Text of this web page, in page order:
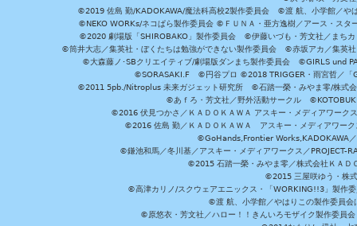
©2019 佐島 勤/KADOKAWA/魔法科高校2製作委員会 ©渡 航、小学館／や
©NEKO WORKs/ネコぱら製作委員会 ©ＦＵＮＡ・亜方逸樹／アース・ス
©2020 劇場版「SHIROBAKO」製作委員会 ©伊藤いづも・芳文社／まち
©筒井大志／集英社・ぼくたちは勉強ができない製作委員会 ©赤坂アカ／集英
©大森藤ノ･SBクリエイティブ/劇場版ダンまち製作委員会 ©GIRLS und
©SORASAKI.F ©円谷プロ ©2018 TRIGGER・雨宮哲／
©2011 5pb./Nitroplus 未来ガジェット研究所 ©石踏一榮・みやま零/株式
©あｆろ・芳文社／野外活動サークル
©2016 伏見つかさ／ＫＡＤＯＫＡＷＡ アスキー・メディアワー
©2016 佐島 勤／ＫＡＤＯＫＡＷＡ アスキー・メディアワ
©GoHands,Frontier Works,KADOKAWA
©鎌池和馬／冬川基／アスキー・メディアワークス／
©2015 石踏一榮・みやま零／株式会社ＫＡＤ
©2015 三屋咲ゆう・株
©高津カリノ/スクウェアエニックス・「WORKING!!3」製作
©渡 航、小学館／やはりこの製作委員
©原悠衣・芳文社／ハロー！！きんいろモザイク製作委員